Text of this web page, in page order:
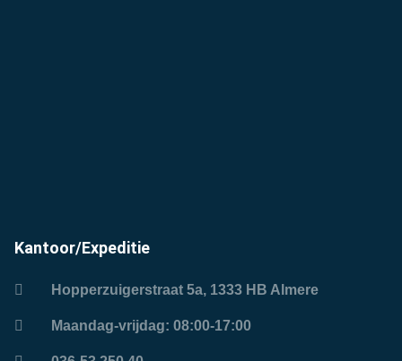
Kantoor/Expeditie
Hopperzuigerstraat 5a, 1333 HB Almere
Maandag-vrijdag: 08:00-17:00